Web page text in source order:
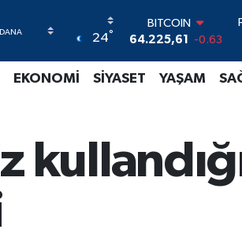
24°
BITCOIN
64.225,61
-0.63
47,6704
0
64,2143
GRAM ALTIN
6510.40
0.45
EKONOMİ SİYASET YAŞAM